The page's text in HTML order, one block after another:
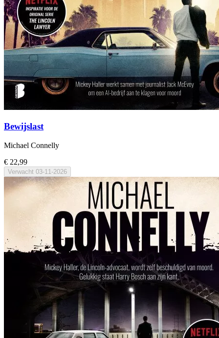
Bewijslast
Michael Connelly
€ 22,99
Verwacht 03-11-2026